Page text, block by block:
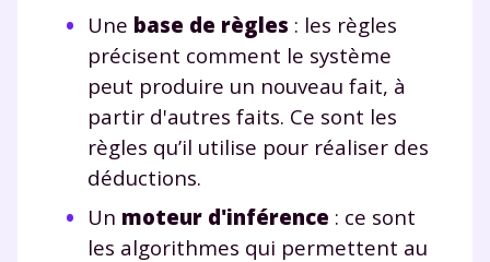
Une base de règles : les règles
précisent comment le système
peut produire un nouveau fait, à
partir d'autres faits. Ce sont les
règles qu’il utilise pour réaliser des
déductions.
Un moteur d'inférence : ce sont
les algorithmes qui permettent au